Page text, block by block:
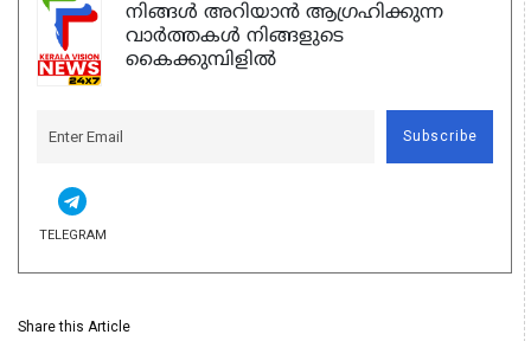
നിങ്ങൾ അറിയാൻ ആഗ്രഹിക്കുന്ന
വാർത്തകൾ നിങ്ങളുടെ
കൈക്കുമ്പിളിൽ
Subscribe
TELEGRAM
Share this Article